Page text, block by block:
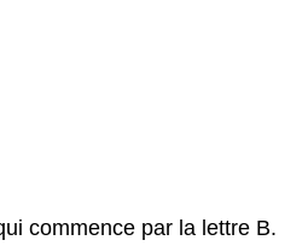
commence par la lettre B.